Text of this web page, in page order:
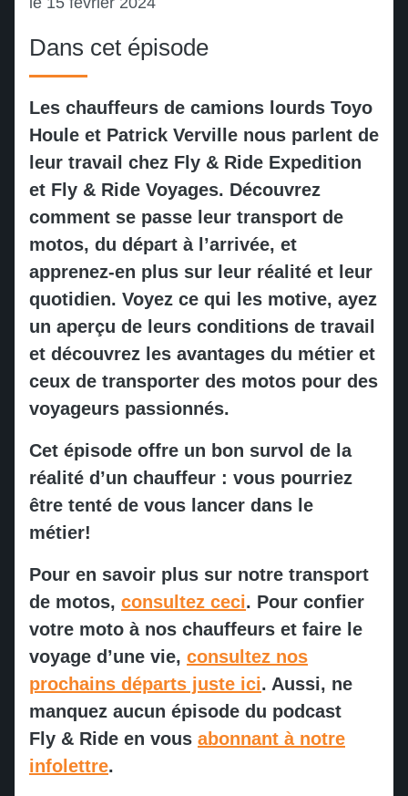
Dans cet épisode
Les chauffeurs de camions lourds Toyo
Houle et Patrick Verville nous parlent de
leur travail chez Fly & Ride Expedition
et Fly & Ride Voyages. Découvrez
comment se passe leur transport de
motos, du départ à l’arrivée, et
apprenez-en plus sur leur réalité et leur
quotidien. Voyez ce qui les motive, ayez
un aperçu de leurs conditions de travail
et découvrez les avantages du métier et
ceux de transporter des motos pour des
voyageurs passionnés.
Cet épisode offre un bon survol de la
réalité d’un chauffeur : vous pourriez
être tenté de vous lancer dans le
métier!
Pour en savoir plus sur notre transport
de motos, consultez ceci. Pour confier
votre moto à nos chauffeurs et faire le
voyage d’une vie, consultez nos
prochains départs juste ici. Aussi, ne
manquez aucun épisode du podcast
Fly & Ride en vous abonnant à notre
infolettre.
Daytona Bike Week
Biketoberfest
Sturgis Motorcycle Rally
Revenir en arrière
Revenir en arrière
Les frontières du Mexique
4000 km des plus belles routes de
l'Amérique
La grande traversée d'est en ouest
L'historique Route 66
Les grandioses Rocheuses
canadiennes
Baja California : soleil, sable et liberté
Revenir en arrière
Revenir en arrière
Parc national de Yellowstone
Parc national de Jasper
Parc national de Banff
Parc national des Lacs-Waterton
Parc des Arches
Parc national de Zion
Tombstone
Monument Valley
Oatman
Kingman
Williams
Four Point Corner’s
Revenir en arrière